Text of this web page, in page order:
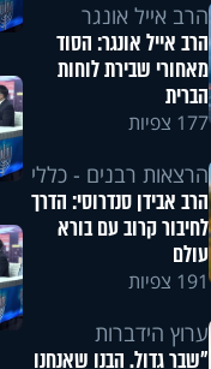
הרב אייל אונגר
הרב אייל אונגר: הסוד
מאחורי שבירת לוחות
הברית
177 צפיות
הרצאות רבנים - כללי
הרב אבידן סנדרוסי: הדרך
לחיבור קרוב עם בורא
עולם
191 צפיות
ערוץ הידברות
"שבר גדול. הבנו שאנחנו